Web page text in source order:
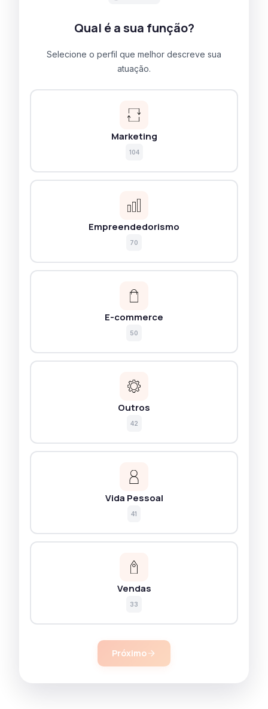
Qual é a sua função?
Selecione o perfil que melhor descreve sua
atuação.
Marketing
104
Empreendedorismo
70
E-commerce
50
Outros
42
Vida Pessoal
41
Vendas
33
Próximo